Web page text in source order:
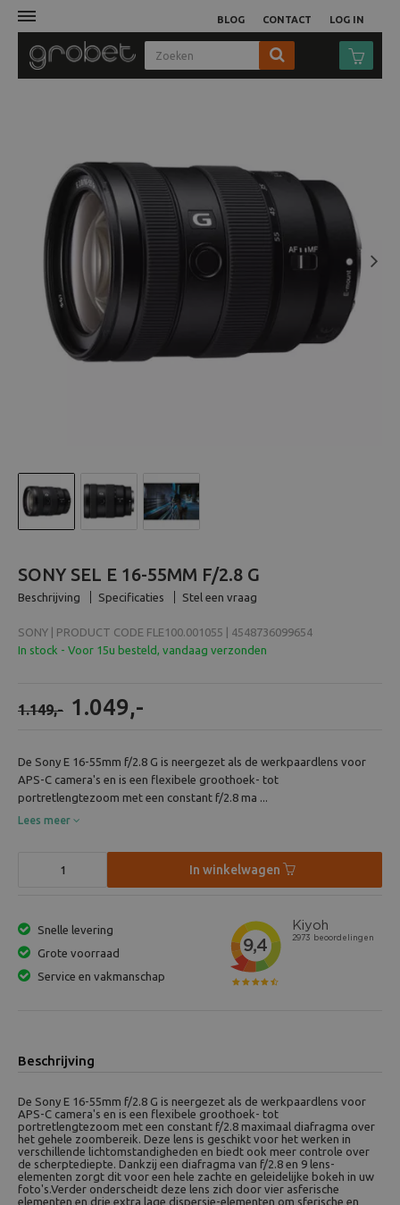
LOG IN
BLOG CONTACT
Objectieven
Video
Tassen
Statieven
Analoog
Next
SONY SEL E 16-55MM F/2.8 G
Beschrijving Specificaties Stel een vraag
SONY | PRODUCT CODE FLE100.001055 | 4548736099654
In stock - Voor 15u besteld, vandaag verzonden
1.149,- 1.049,-
De Sony E 16-55mm f/2.8 G is neergezet als de werkpaardlens voor
APS-C camera's en is een flexibele groothoek- tot
portretlengtezoom met een constant f/2.8 ma ...
Lees meer
In winkelwagen
Snelle levering
Grote voorraad
Service en vakmanschap
Beschrijving
De Sony E 16-55mm f/2.8 G is neergezet als de werkpaardlens voor
APS-C camera's en is een flexibele groothoek- tot
portretlengtezoom met een constant f/2.8 maximaal diafragma over
het gehele zoombereik. Deze lens is geschikt voor het werken in
verschillende lichtomstandigheden en biedt ook meer controle over
de scherptediepte. Dankzij een diafragma van f/2.8 en 9 lens-
elementen zorgt dit voor een hele zachte en geleidelijke bokeh in uw
foto's.Verder onderscheidt deze lens zich door vier asferische
elementen en drie extra lage dispersie-elementen om sferische en